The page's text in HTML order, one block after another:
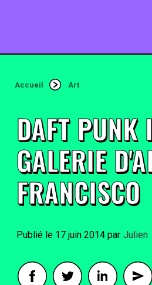
Accueil Art
DAFT PUNK
GALERIE
FRANCISCO
17 juin 2014 By Julien